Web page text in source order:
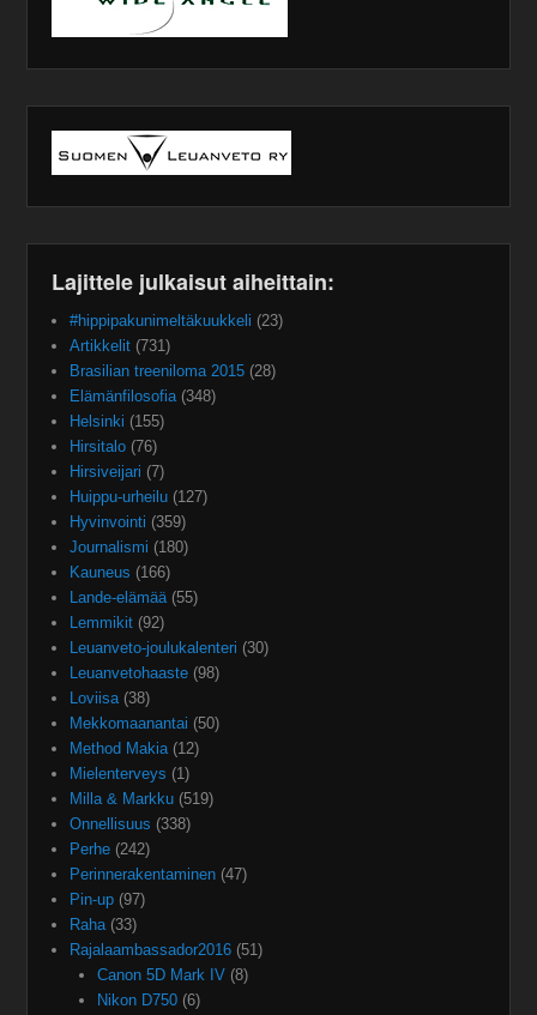
Lajittele julkaisut aiheittain:
#hippipakunimeltäkuukkeli (23)
Artikkelit (731)
Brasilian treeniloma 2015 (28)
Elämänfilosofia(348)
Helsinki (155)
Hirsitalo (76)
Hirsiveijari (7)
Huippu-urheilu (127)
Hyvinvointi (359)
Journalismi (180)
Kauneus (166)
Lande-elämää(55)
Lemmikit (92)
Leuanveto-joulukalenteri (30)
Leuanvetohaaste (98)
Loviisa(38)
Mekkomaanantai (50)
Method Makia(12)
Mielenterveys (1)
Milla & Markku (519)
Onnellisuus (338)
Perhe (242)
Perinnerakentaminen (47)
Pin-up (97)
Raha(33)
Rajalaambassador2016 (51)
Canon 5D Mark IV(8)
Nikon D750(6)